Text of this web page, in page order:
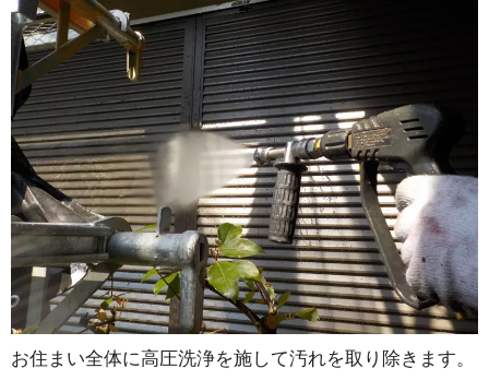
お住まい全体に高圧洗浄を施して汚れを取り除きます。